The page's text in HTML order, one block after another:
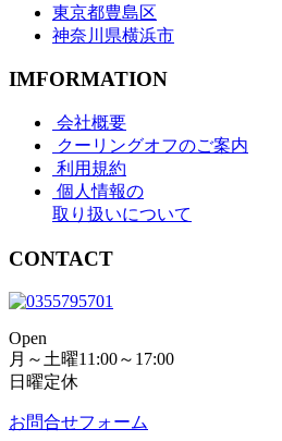
東京都豊島区
神奈川県横浜市
IMFORMATION
会社概要
クーリングオフのご案内
利用規約
個人情報の
取り扱いについて
CONTACT
Open
月～土曜11:00～17:00
日曜定休
お問合せフォーム